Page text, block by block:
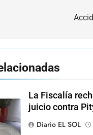
La Fiscalía
juicio contra
Diario EL SOL